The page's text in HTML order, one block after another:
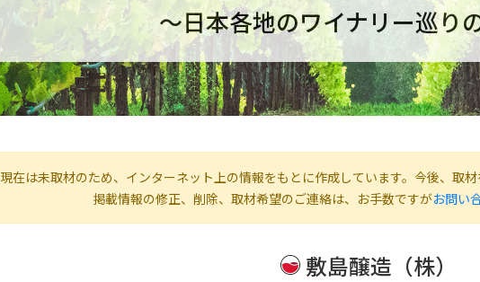
～日本各地のワイナリー巡り
現在は未取材のため、インターネット上の情報をもとに作成しています。今後、取
掲載情報の修正、削除、取材希望のご連絡は、お手数ですがお問い
敷島醸造（株）